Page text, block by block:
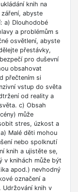
knih na
abyste
a) Dlouhodobé
a problémům s
osvětlení, abyste
přestávky,
pro duševní
obsahovat
přečtením si
vstup do světa
od reality a
c) Obsah
může
stres, úzkost a
Malé děti mohou
nebo spolknutí
knih a ujistěte se,
v knihách může být
apod.) nevhodný
označení a
knih v